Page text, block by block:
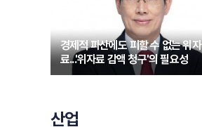
경제적 파산에도 피할 수 없는 위자
료...'위자료 감액 청구'의 필요성
산업